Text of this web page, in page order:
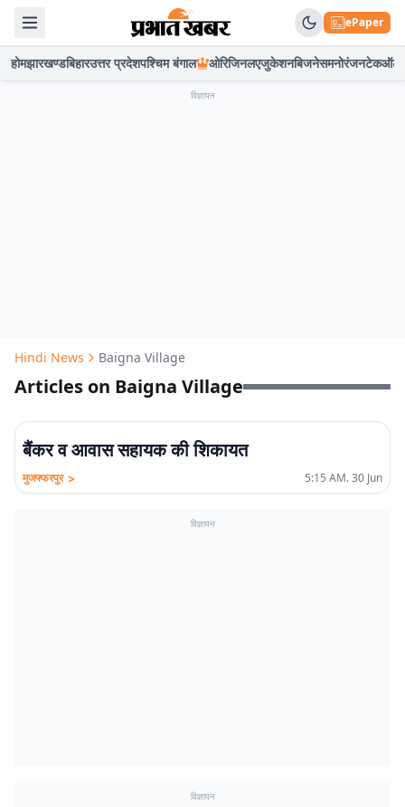
ePaper
होमझारखण्डबिहारउत्तर प्रदेशपश्चिम बंगाल ओरिजिनलएजुकेशनबिजनेसमनोरंजनटेकऑटो
विज्ञापन
Hindi News Baigna Village
Articles on Baigna Village
बैंकर व आवास सहायक की शिकायत
मुजफ्फरपुर > 5:15 AM. 30 Jun
विज्ञापन
विज्ञापन